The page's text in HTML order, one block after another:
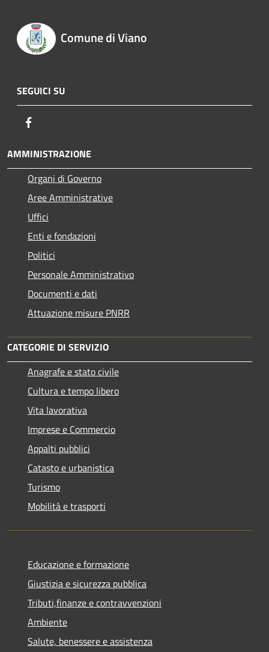
Comune di Viano
SEGUICI SU
AMMINISTRAZIONE
Organi di Governo
Aree Amministrative
Uffici
Enti e fondazioni
Politici
Personale Amministrativo
Documenti e dati
Attuazione misure PNRR
CATEGORIE DI SERVIZIO
Anagrafe e stato civile
Cultura e tempo libero
Vita lavorativa
Imprese e Commercio
Appalti pubblici
Catasto e urbanistica
Turismo
Mobilità e trasporti
Educazione e formazione
Giustizia e sicurezza pubblica
Tributi,finanze e contravvenzioni
Ambiente
Salute, benessere e assistenza